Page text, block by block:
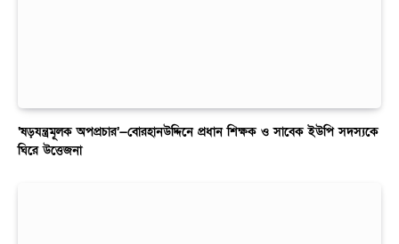
‘ষড়যন্ত্রমূলক অপপ্রচার’—বোরহানউদ্দিনে প্রধান শিক্ষক ও সাবেক ইউপি সদস্যকে
ঘিরে উত্তেজনা